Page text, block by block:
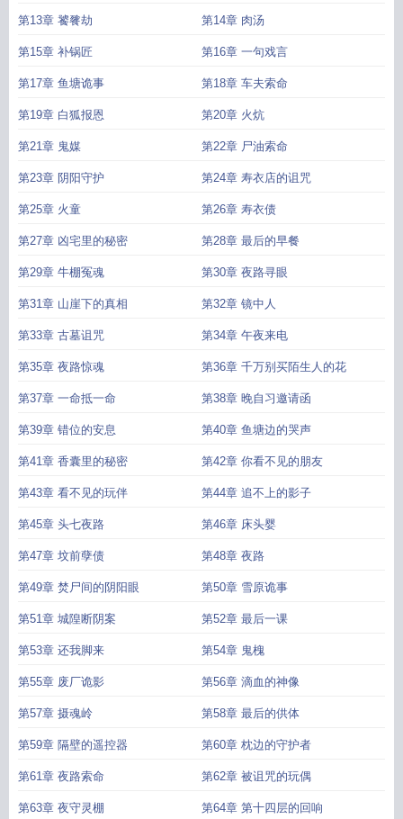
第13章 饕餮劫 第14章 肉汤
第15章 补锅匠 第16章 一句戏言
第17章 鱼塘诡事 第18章 车夫索命
第19章 白狐报恩 第20章 火炕
第21章 鬼媒 第22章 尸油索命
第23章 阴阳守护 第24章 寿衣店的诅咒
第25章 火童 第26章 寿衣债
第27章 凶宅里的秘密 第28章 最后的早餐
第29章 牛棚冤魂 第30章 夜路寻眼
第31章 山崖下的真相 第32章 镜中人
第33章 古墓诅咒 第34章 午夜来电
第35章 夜路惊魂 第36章 千万别买陌生人的花
第37章 一命抵一命 第38章 晚自习邀请函
第39章 错位的安息 第40章 鱼塘边的哭声
第41章 香囊里的秘密 第42章 你看不见的朋友
第43章 看不见的玩伴 第44章 追不上的影子
第45章 头七夜路 第46章 床头婴
第47章 坟前孽债 第48章 夜路
第49章 焚尸间的阴阳眼 第50章 雪原诡事
第51章 城隍断阴案 第52章 最后一课
第53章 还我脚来 第54章 鬼槐
第55章 废厂诡影 第56章 滴血的神像
第57章 摄魂岭 第58章 最后的供体
第59章 隔壁的遥控器 第60章 枕边的守护者
第61章 夜路索命 第62章 被诅咒的玩偶
第63章 夜守灵棚 第64章 第十四层的回响